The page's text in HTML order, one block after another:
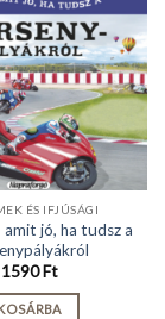
ÉS IFJÚSÁGI
jó, ha tudsz a
1590Ft